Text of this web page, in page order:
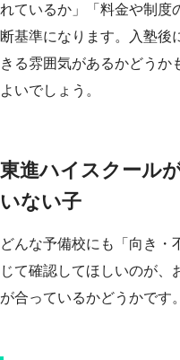
れているか」「料金や制度
断基準になります。入塾後
きる雰囲気があるかどうか
よいでしょう。
東進ハイスクール
いない子
どんな予備校にも「向き・
じて確認してほしいのが、
が合っているかどうかです